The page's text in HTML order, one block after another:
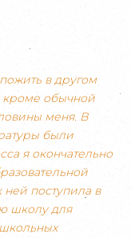
в другом
кроме обычной
меня. В
были
я окончательно
поступила в
школу для